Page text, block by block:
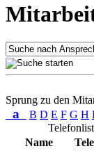
Sprung zu den
a B D E F G H
Name